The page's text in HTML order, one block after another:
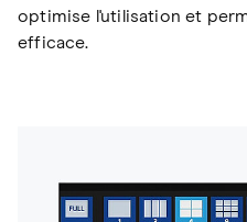
optimise l'utilisation et
efficace.